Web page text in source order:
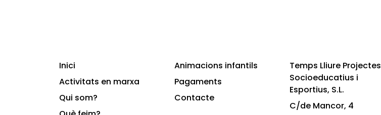
Inici
Activitats en marxa
Qui som?
Animacions infantils
Pagaments
Contacte
Temps Lliure Projectes
Socioeducatius i
Esportius, S.L.
C/de Mancor, 4